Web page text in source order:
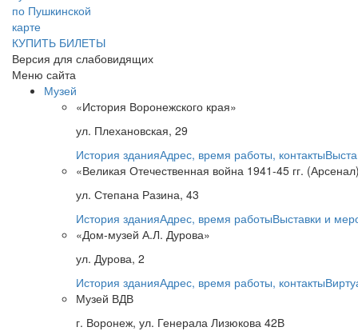
по Пушкинской
карте
КУПИТЬ БИЛЕТЫ
Версия для слабовидящих
Меню сайта
Музей
«История Воронежского края»
ул. Плехановская, 29
История зданияАдрес, время работы, контакты
«Великая Отечественная война 1941-45 гг.
ул. Степана Разина, 43
История зданияАдрес, время работыВыставки и
«Дом-музей А.Л. Дурова»
ул. Дурова, 2
История зданияАдрес, время работы, контакты
Музей ВДВ
г. Воронеж, ул. Генерала Лизюкова 42В